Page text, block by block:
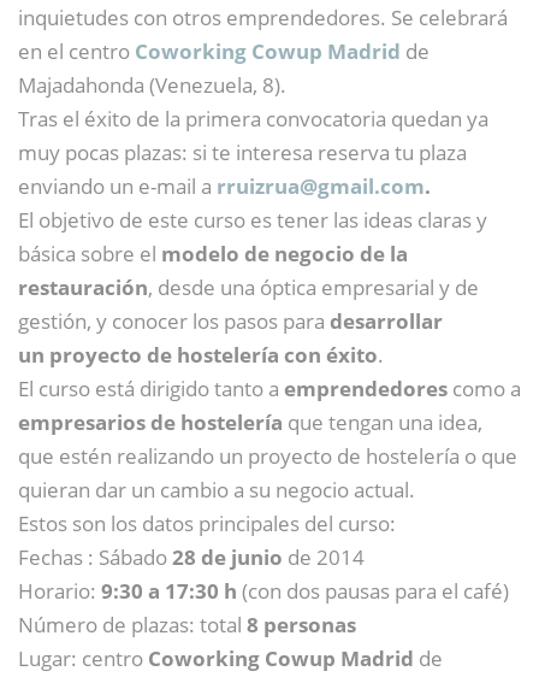
inquietudes con otros emprendedores. Se celebrará
en el centro Coworking Cowup Madrid de
Majadahonda (Venezuela, 8).
Tras el éxito de la primera convocatoria quedan ya
muy pocas plazas: si te interesa reserva tu plaza
enviando un e-mail a rruizrua@gmail.com.
El objetivo de este curso es tener las ideas claras y
básica sobre el modelo de negocio de la
restauración, desde una óptica empresarial y de
gestión, y conocer los pasos para desarrollar
un proyecto de hostelería con éxito.
El curso está dirigido tanto a emprendedores como a
empresarios de hostelería que tengan una idea,
que estén realizando un proyecto de hostelería o que
quieran dar un cambio a su negocio actual.
Estos son los datos principales del curso:
Fechas : Sábado28 de junio de 2014
Horario: 9:30 a 17:30 h (con dos pausas para el café)
Número de plazas: total 8 personas
Lugar: centro Coworking Cowup Madrid de